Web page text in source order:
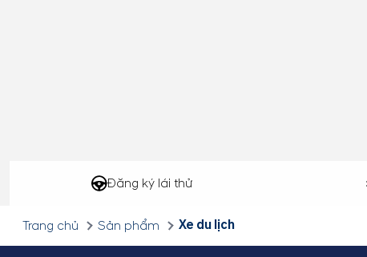
Đăng ký lái thử
Trang chủ Sản phẩm Xe du lịch